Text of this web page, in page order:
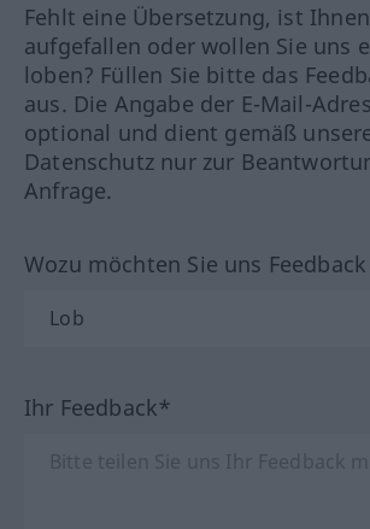
Fehlt eine Übersetzung, ist
aufgefallen oder wollen Sie uns
loben? Füllen Sie bitte das
aus. Die Angabe der E-Mail-
optional und dient gemäß
Datenschutz nur zur
Anfrage.
Wozu möchten Sie uns
Ihr Feedback*